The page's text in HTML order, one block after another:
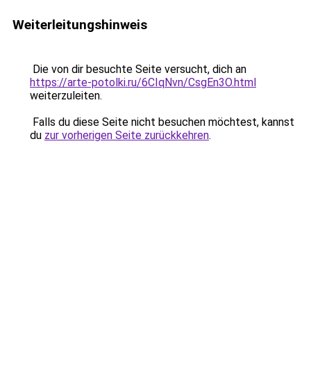
Weiterleitungshinweis
Die von dir besuchte Seite versucht, dich an
https://arte-potolki.ru/6CIqNvn/CsgEn3O.html
weiterzuleiten.
Falls du diese Seite nicht besuchen möchtest, kannst
du zur vorherigen Seite zurückkehren.